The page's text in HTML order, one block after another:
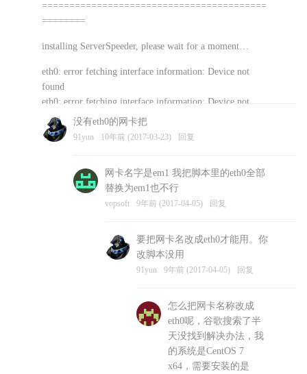
=========================================
========
installing ServerSpeeder, please wait for a moment…
eth0: error fetching interface information: Device not
found
eth0: error fetching interface information: Device not
found
vopsoft 10年前 (2017-03-23) 回复
没有eth0的网卡把
91yun 10年前 (2017-03-23) 回复
网卡名字是em1 我把脚本里的eth0全部
替换为em1也不行
vopsoft 9年前 (2017-04-05) 回复
要把网卡名改成eth0才能用。你
改脚本没用
91yun 9年前 (2017-04-05) 回复
怎么把网卡名称改成
eth0呢，谷歌搜索了半
天没找到解决办法，我
的系统是CentOS 7
x64，需要安装的是